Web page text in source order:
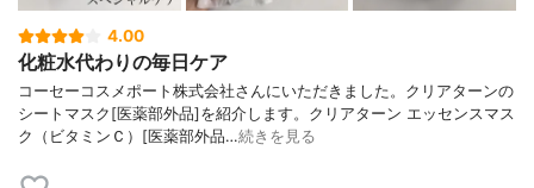
4.00
化粧水代わりの毎日ケア
コーセーコスメポート株式会社さんにいただきました。クリアターンの
シートマスク[医薬部外品]を紹介します。クリアターン エッセンスマス
ク（ビタミンＣ）[医薬部外品…続きを見る